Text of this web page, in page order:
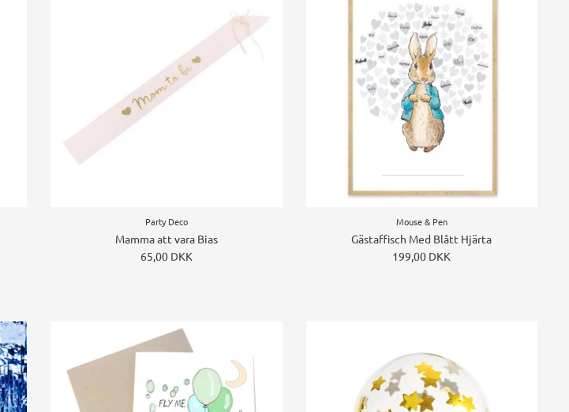
Party Deco
Mamma att vara Bias
65,00 DKK
Mouse & Pen
Gästaffisch Med Blått Hjärta
199,00 DKK